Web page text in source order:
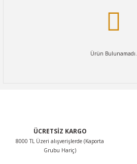
Ürün Bulunamadı.
ÜCRETSİZ KARGO
8000 TL Üzeri alışverişlerde (Kaporta
Grubu Hariç)